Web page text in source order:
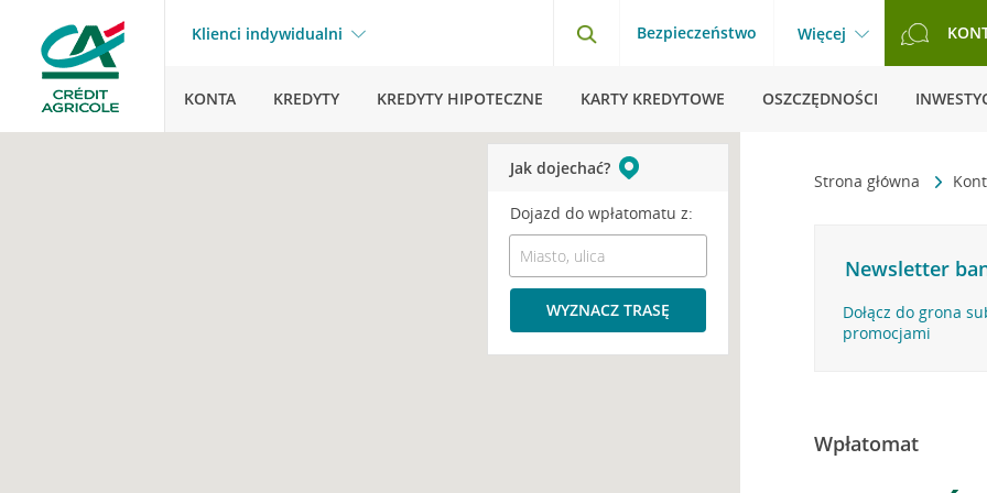
Klienci indywidualni Bezpieczeństwo Więcej
KONTA KREDYTY KREDYTY HIPOTECZNE KARTY KREDYTOWE OSZCZĘDNOŚCI
Strona główna
Newsletter
Dołącz do grona
promocjami
Wpłatomat
Jak dojechać?
Dojazd do wpłatomatu z:
WYZNACZ TRASĘ